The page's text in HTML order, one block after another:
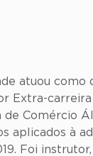
atuou
Extra-
de Comércio
aplicados à
Foi